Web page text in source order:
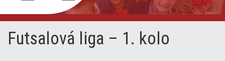
Futsalová liga – 1. kolo